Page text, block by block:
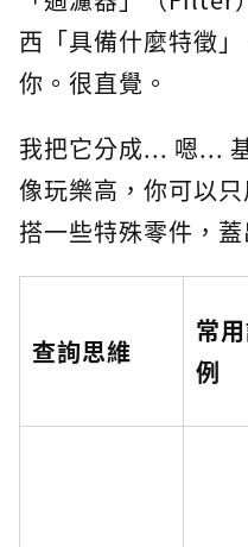
西「具備什麼特徵
你。很直覺。
我把它分成... 嗯...
像玩樂高，你可以
搭一些特殊零件，
查詢思維
常
例